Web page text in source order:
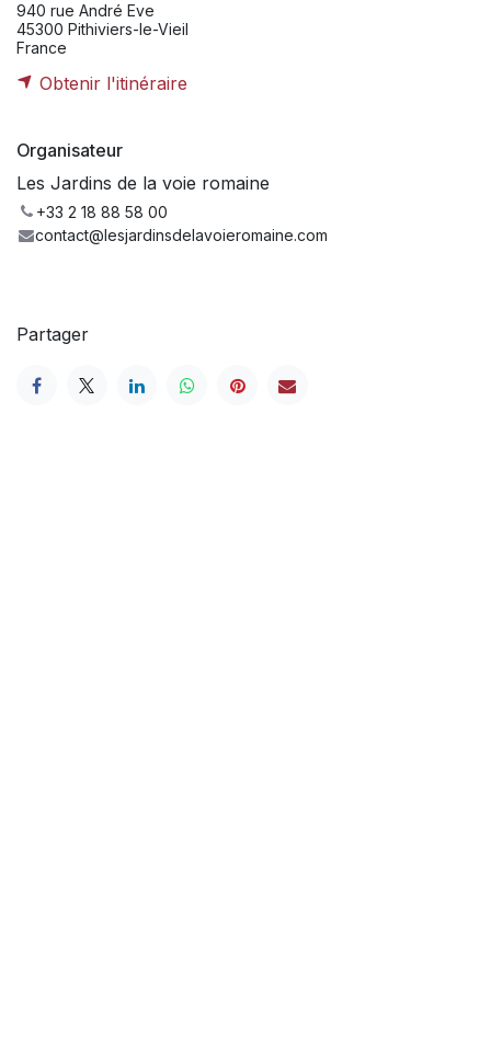
940 rue André Eve
45300 Pithiviers-le-Vieil
France
Obtenir l'itinéraire
Organisateur
Les Jardins de la voie romaine
+33 2 18 88 58 00
contact@lesjardinsdelavoieromaine.com
Partager